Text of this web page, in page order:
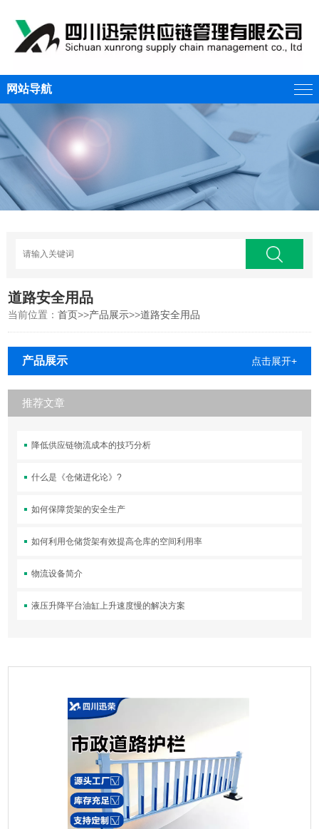
网站导航
道路安全用品
当前位置：首页>>产品展示>>道路安全用品
产品展示 点击展开+
推荐文章
降低供应链物流成本的技巧分析
什么是《仓储进化论》?
如何保障货架的安全生产
如何利用仓储货架有效提高仓库的空间利用率
物流设备简介
液压升降平台油缸上升速度慢的解决方案